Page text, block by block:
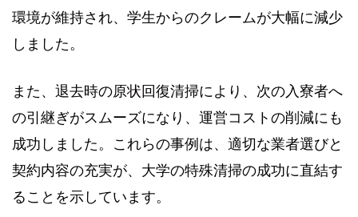
環境が維持され、学生からのクレームが大幅に減少
しました。
また、退去時の原状回復清掃により、次の入寮者へ
の引継ぎがスムーズになり、運営コストの削減にも
成功しました。これらの事例は、適切な業者選びと
契約内容の充実が、大学の特殊清掃の成功に直結す
ることを示しています。